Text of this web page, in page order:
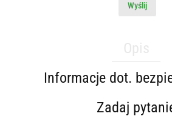
Wyślij
Informacje dot.
Zadaj